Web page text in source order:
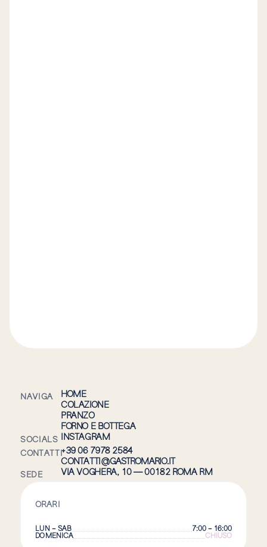
NAVIGA
HOME
COLAZIONE
PRANZO
FORNO E BOTTEGA
SOCIALS
INSTAGRAM
CONTATTI+39 06 7978 2584
CONTATTI@GASTROMARIO.IT
SEDE
VIA VOGHERA, 10 — 00182 ROMA RM
ORARI
LUN – SAB
7:00 – 16:00
DOMENICA
CHIUSO